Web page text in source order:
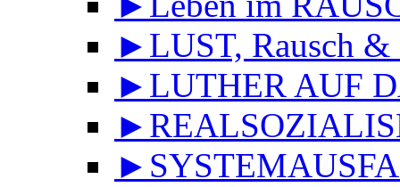
►LUST, Rausch
►LUTHER AUF